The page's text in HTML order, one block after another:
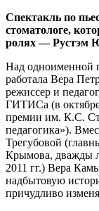
Спектакль по
стоматологе,
ролях — Рустэм
Над одноименной
работала Вера
режиссер и
ГИТИСа (в октябре
премии им. К.С.
педагогика»).
Трегубовой
Крымова, дважды
2011 гг.) Вера
надбытовую
причудливо